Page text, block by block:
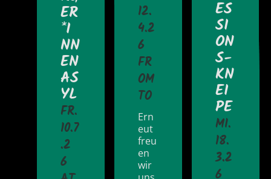
ER
*I
NN
EN
AS
YL
FR.
10.7
.2
6
12.
4.2
6
FR
OM
TO
Ern
eut
freu
en
wir
ES
SI
ON
S-
KN
EI
PE
MI.
18.
3.2